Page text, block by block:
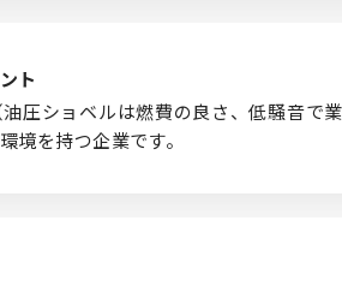
ト
圧ショベルは燃費の良さ、低騒音で
境を持つ企業です。